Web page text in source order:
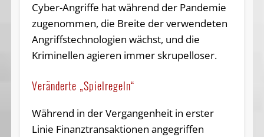
Cyber-Angriffe hat während der Pandemie
zugenommen, die Breite der verwendeten
Angriffstechnologien wächst, und die
Kriminellen agieren immer skrupelloser.
Veränderte „Spielregeln“
Während in der Vergangenheit in erster
Linie Finanztransaktionen angegriffen